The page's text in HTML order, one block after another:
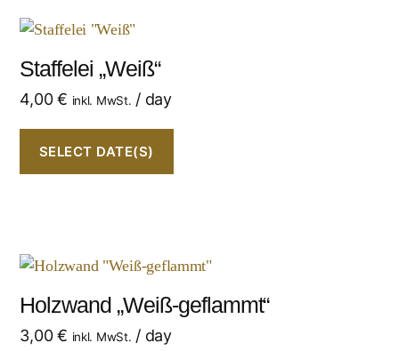
Staffelei „Weiß“
4,00€ inkl. MwSt. / day
SELECT DATE(S)
Holzwand „Weiß-geflammt“
3,00€ inkl. MwSt. / day